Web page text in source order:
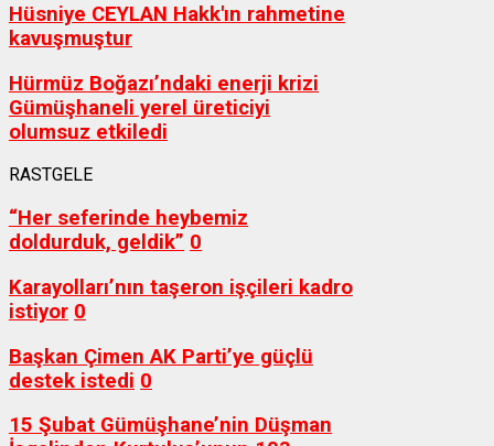
Hüsniye CEYLAN Hakk'ın rahmetine
kavuşmuştur
Hürmüz Boğazı’ndaki enerji krizi
Gümüşhaneli yerel üreticiyi
olumsuz etkiledi
RASTGELE
“Her seferinde heybemiz
doldurduk, geldik” 0
Karayolları’nın taşeron işçileri kadro
istiyor 0
Başkan Çimen AK Parti’ye güçlü
destek istedi 0
15 Şubat Gümüşhane’nin Düşman